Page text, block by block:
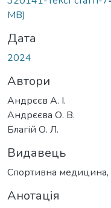
MB)
Дата
2024
Автори
Андрєєв А. І.
Андрєєва О. В.
Благій О. Л.
Видавець
Спортивна медицина,
Анотація